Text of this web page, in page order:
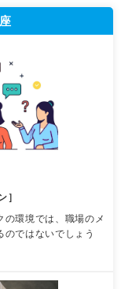
］
の環境では、職場のメ
のではないでしょう